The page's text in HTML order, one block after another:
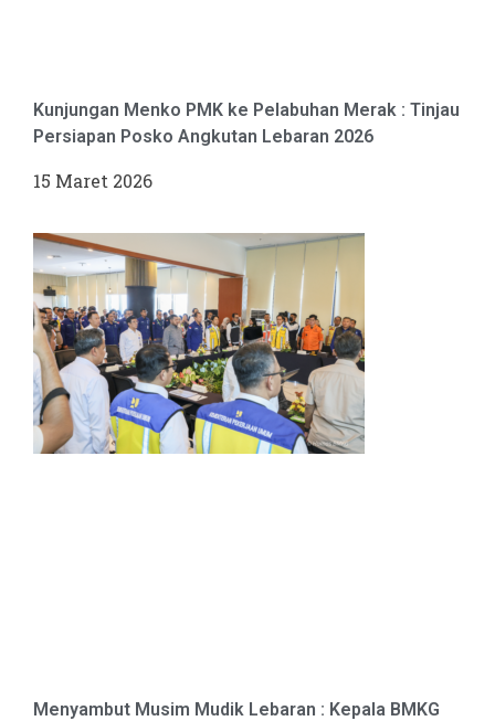
Kunjungan Menko PMK ke Pelabuhan Merak : Tinjau
Persiapan Posko Angkutan Lebaran 2026
15 Maret 2026
Menyambut Musim Mudik Lebaran : Kepala BMKG